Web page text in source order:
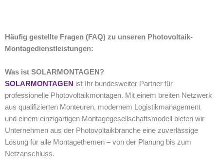
Häufig gestellte Fragen (FAQ) zu unseren Photovoltaik-
Montagedienstleistungen:
Was ist SOLARMONTAGEN?
SOLARMONTAGEN ist Ihr bundesweiter Partner für
professionelle Photovoltaikmontagen. Mit einem breiten Netzwerk
aus qualifizierten Monteuren, modernem Logistikmanagement
und einem einzigartigen Montagegesellschaftsmodell bieten wir
Unternehmen aus der Photovoltaikbranche eine zuverlässige
Lösung für alle Montagethemen – von der Planung bis zum
Netzanschluss.